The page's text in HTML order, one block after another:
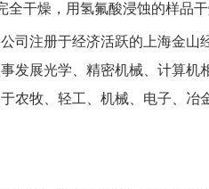
全干燥，用氢氟酸浸蚀的样品干
公司注册于经济活跃的上海金
发展光学、精密机械、计算
农牧、轻工、机械、电子、冶